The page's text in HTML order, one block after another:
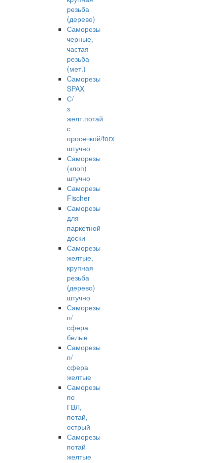
резьба
(дерево)
Саморезы
черные,
частая
резьба
(мет.)
Cаморезы
SPAX
С/
з
желт.потай
с
просечкой/torx
штучно
Саморезы
(клоп)
штучно
Саморезы
Fischer
Саморезы
для
паркетной
доски
Саморезы
желтые,
крупная
резьба
(дерево)
штучно
Саморезы
п/
сфера
белые
Саморезы
п/
сфера
желтые
Саморезы
по
ГВЛ,
потай,
острый
Саморезы
потай
желтые